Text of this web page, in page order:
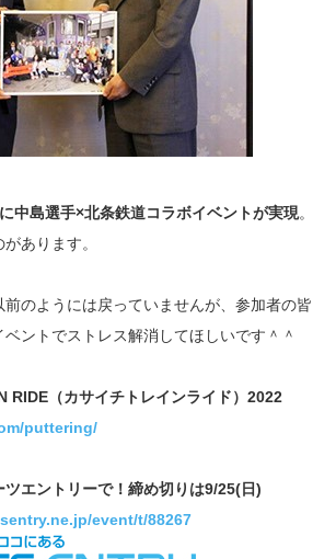
中島選手×北条鉄道コラボイベントが実現。
あります。
前のようには戻っていませんが、参加者の皆
ントでストレス解消してほしいです＾＾
（カサイチトレインライド）2022
puttering/
エントリーで！締め切りは9/25(日)
event/t/88267